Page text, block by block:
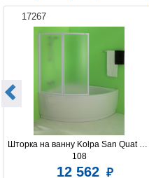
17267
Шторка на ванну Kolpa San Quat TP
108
12 562